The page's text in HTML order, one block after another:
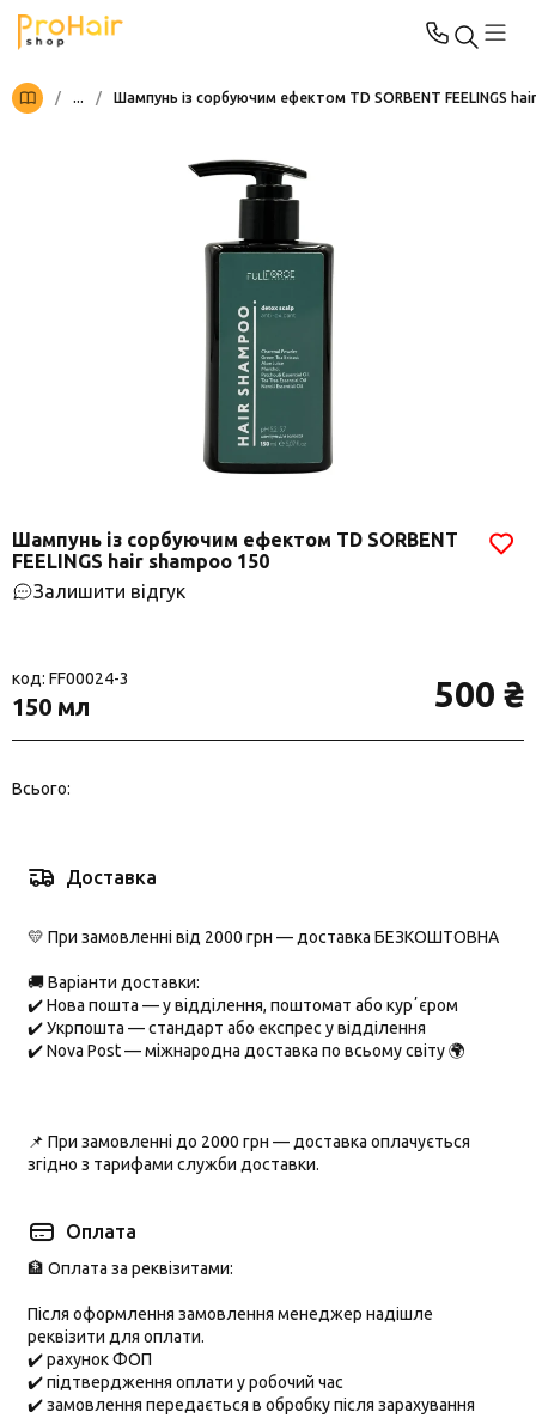
/ ... / Шампунь із сорбуючим ефектом TD SORBENT FEELINGS
Шампунь із сорбуючим ефектом TD SORBENT
FEELINGS hair shampoo 150
Залишити відгук
код: FF00024-3
150 мл 500 ₴
Всього:
Доставка
💛 При замовленні від 2000 грн — доставка БЕЗКОШТОВНА
🚚 Варіанти доставки:
✔️Нова пошта — у відділення, поштомат або курʼєром
✔️Укрпошта — стандарт або експрес у відділення
✔️Nova Post— міжнародна доставка по всьому світу 🌍
📌 При замовленні до 2000 грн — доставка оплачується
згідно з тарифами служби доставки.
Оплата
🏦 Оплата за реквізитами:
Після оформлення замовлення менеджер надішле
реквізити для оплати.
✔️ рахунок ФОП
✔️ підтвердження оплати у робочий час
✔️ замовлення передається в обробку після зарахування